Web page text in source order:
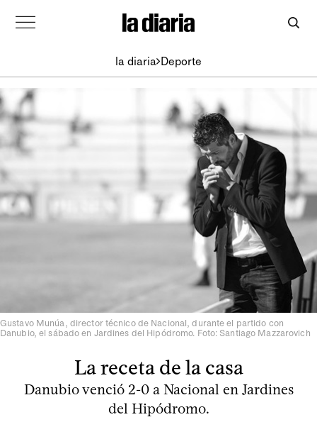
la diaria Deporte
Gustavo Munúa, director técnico de Nacional, durante el partido con
Danubio, el sábado en Jardines del Hipódromo. Foto: Santiago Mazzarovich
La receta de la casa
Danubio venció 2-0 a Nacional en Jardines
del Hipódromo.